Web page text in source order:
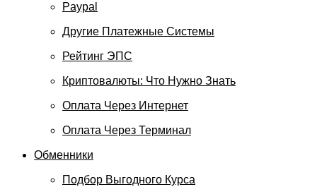
Paypal
Другие Платежные Системы
Рейтинг ЭПС
Криптовалюты: Что Нужно Знать
Оплата Через Интернет
Оплата Через Терминал
Обменники
Подбор Выгодного Курса